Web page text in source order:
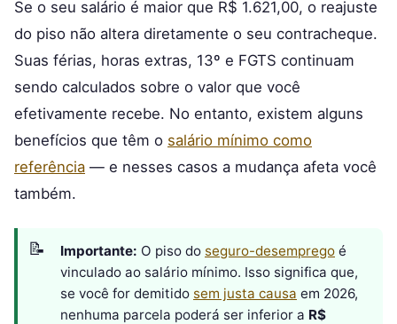
Se o seu salário é maior que R$ 1.621,00, o reajuste
do piso não altera diretamente o seu contracheque.
Suas férias, horas extras, 13º e FGTS continuam
sendo calculados sobre o valor que você
efetivamente recebe. No entanto, existem alguns
benefícios que têm o salário mínimo como
referência — e nesses casos a mudança afeta você
também.
Importante: O piso do seguro-desemprego é
vinculado ao salário mínimo. Isso significa que,
se você for demitido sem justa causa em 2026,
nenhuma parcela poderá ser inferior a R$